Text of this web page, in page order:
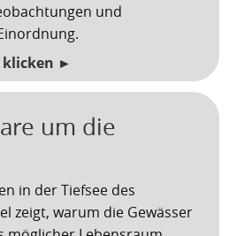
Tacoronte
Tegueste
und
klicken ►
um die
in der Tiefsee des
zeigt, warum die Gewässer